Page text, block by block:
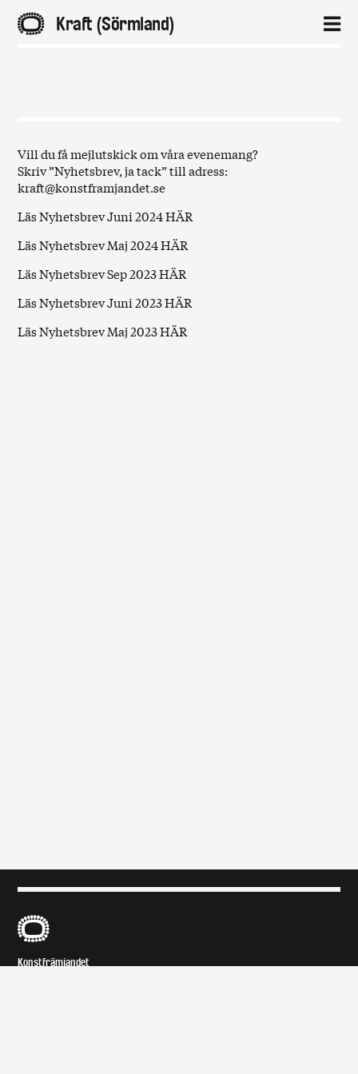
Vill du få mejlutskick om våra evenemang?
Skriv ”Nyhetsbrev, ja tack” till adress:
kraft@konstframjandet.se
Läs Nyhetsbrev Juni 2024HÄR
Läs Nyhetsbrev Maj 2024HÄR
Läs Nyhetsbrev Sep 2023HÄR
Läs Nyhetsbrev Juni 2023HÄR
Läs Nyhetsbrev Maj 2023HÄR
A Kraft (Sörmland) 2
Projekt
Om
Kontakt
B
Konstfrämjandet